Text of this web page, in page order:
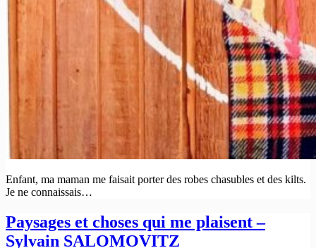
Enfant, ma maman me faisait porter des robes chasubles et des kilts.
Je ne connaissais…
Paysages et choses qui me plaisent –
Sylvain SALOMOVITZ